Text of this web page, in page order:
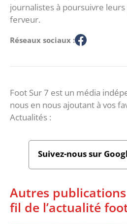
journalistes à poursuivre leurs
ferveur.
Réseaux sociaux :
Foot Sur 7 est un média
nous en nous ajoutant à vos
Actualités :
Suivez-nous sur
Autres
fil de l’actualité